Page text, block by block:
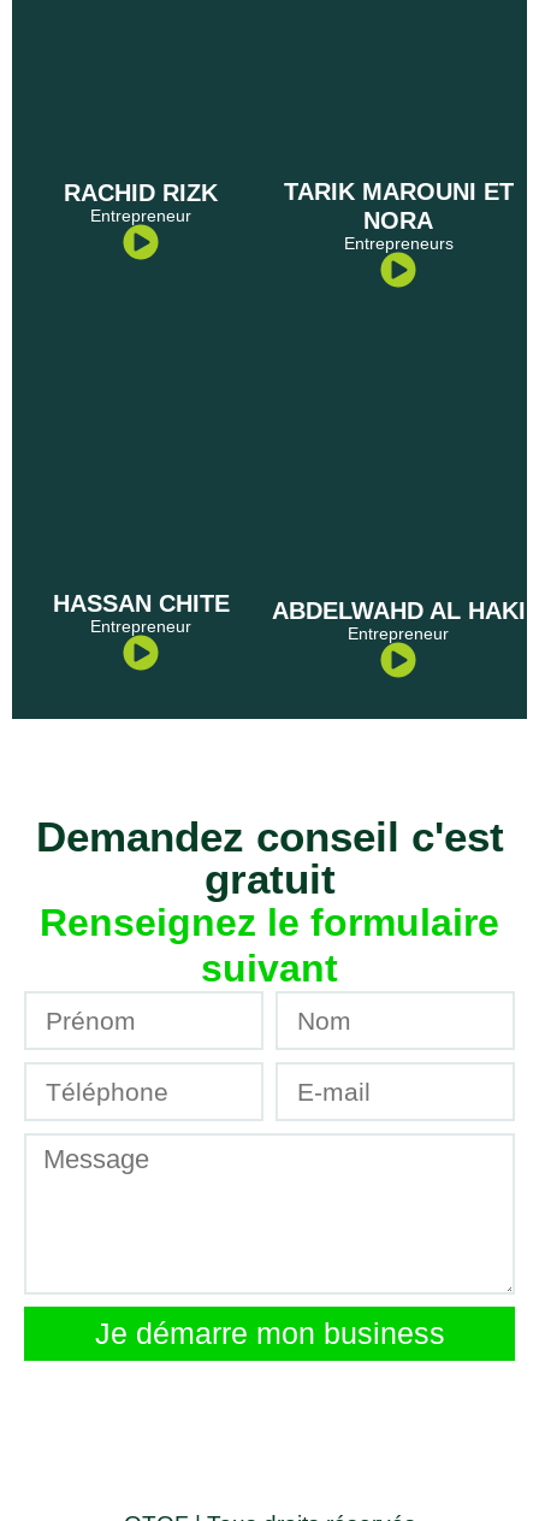
RACHID RIZK
Entrepreneur
TARIK MAROUNI ET
NORA
Entrepreneurs
HASSAN CHITE
Entrepreneur
ABDELWAHD AL HAKI
Entrepreneur
Demandez conseil c'est
gratuit
Renseignez le formulaire
suivant
Je démarre mon business